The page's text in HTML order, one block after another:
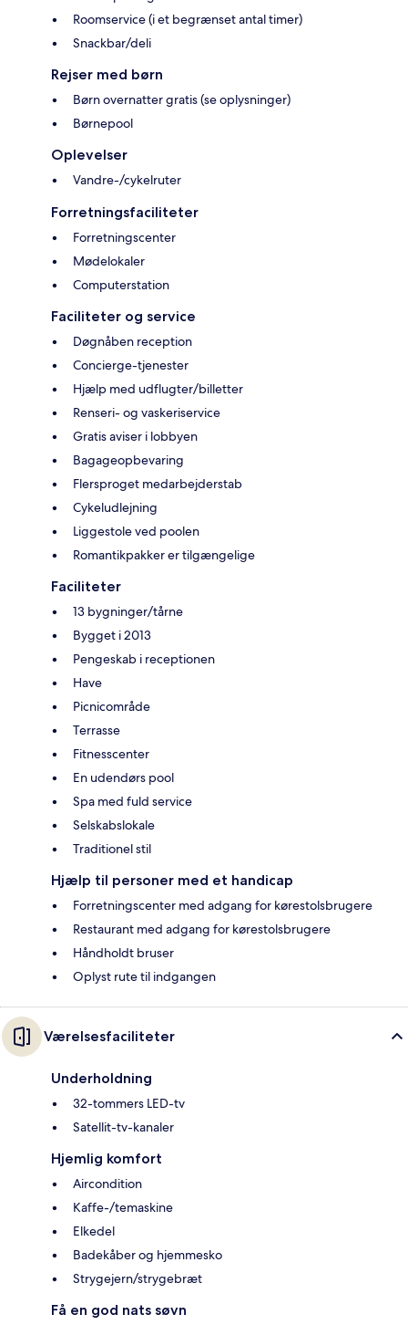
Roomservice (i et begrænset antal timer)
Snackbar/deli
Rejser med børn
Børn overnatter gratis (se oplysninger)
Børnepool
Oplevelser
Vandre-/cykelruter
Forretningsfaciliteter
Forretningscenter
Mødelokaler
Computerstation
Faciliteter og service
Døgnåben reception
Concierge-tjenester
Hjælp med udflugter/billetter
Renseri- og vaskeriservice
Gratis aviser i lobbyen
Bagageopbevaring
Flersproget medarbejderstab
Cykeludlejning
Liggestole ved poolen
Romantikpakker er tilgængelige
Faciliteter
13 bygninger/tårne
Bygget i 2013
Pengeskab i receptionen
Have
Picnicområde
Terrasse
Fitnesscenter
En udendørs pool
Spa med fuld service
Selskabslokale
Traditionel stil
Hjælp til personer med et handicap
Forretningscenter med adgang for kørestolsbrugere
Restaurant med adgang for kørestolsbrugere
Håndholdt bruser
Oplyst rute til indgangen
Værelsesfaciliteter
Underholdning
32-tommers LED-tv
Satellit-tv-kanaler
Hjemlig komfort
Aircondition
Kaffe-/temaskine
Elkedel
Badekåber og hjemmesko
Strygejern/strygebræt
Få en god nats søvn